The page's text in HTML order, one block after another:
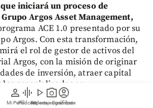
person
Mi Perfil
graphic_eq
Pódcast
play_arrow
Videos
photo_camera
Reportajes gráficos
account_circle
Suscríbete
iniciará un proceso de
Argos Asset Management,
ACE 1.0 presentado por su
Argos. Con esta transformación,
el rol de gestor de activos del
Argos, con la misión de originar
de inversión, atraer capital
especializadas en
administrar los fondos y vehículos